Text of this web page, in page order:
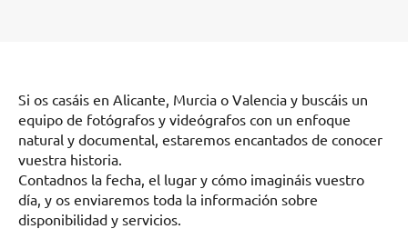
Si os casáis en Alicante, Murcia o Valencia y buscáis un
equipo de fotógrafos y videógrafos con un enfoque
natural y documental, estaremos encantados de conocer
vuestra historia.
Contadnos la fecha, el lugar y cómo imagináis vuestro
día, y os enviaremos toda la información sobre
disponibilidad y servicios.